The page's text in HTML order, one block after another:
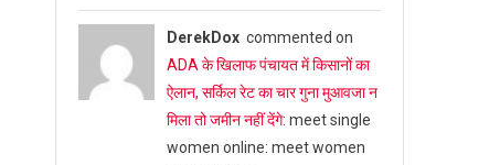
DerekDoxcommented on
ADA के खिलाफ पंचायत में किसानों का
ऐलान, सर्किल रेट का चार गुना मुआवजा न
मिला तो जमीन नहीं देंगे: meet single
women online: meet women